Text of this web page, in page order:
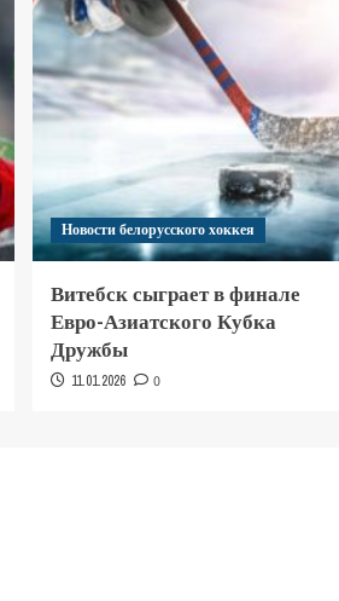
Новости белорусского хоккея
Витебск сыграет в финале
Евро-Азиатского Кубка
Дружбы
11.01.2026 0